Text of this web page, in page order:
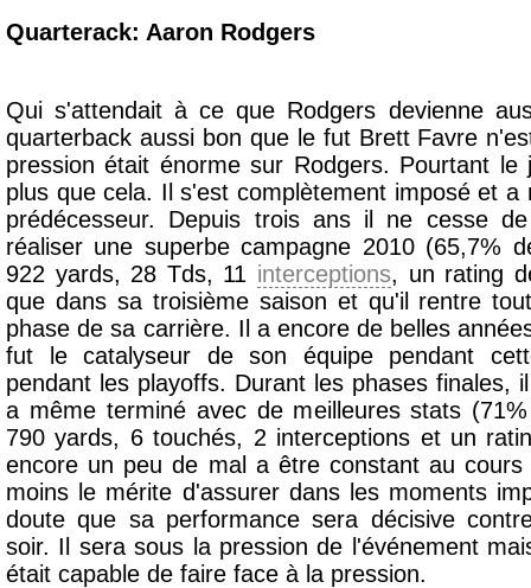
Quarterack: Aaron Rodgers
Qui s'attendait à ce que Rodgers devienne
quarterback aussi bon que le fut Brett Favre
pression était énorme sur Rodgers. Pourtant
plus que cela. Il s'est complètement imposé et a
prédécesseur. Depuis trois ans il ne cesse
réaliser une superbe campagne 2010 (65,7%
922 yards, 28 Tds, 11 interceptions, un rating
que dans sa troisième saison et qu'il rentre
phase de sa carrière. Il a encore de belles
fut le catalyseur de son équipe pendant
pendant les playoffs. Durant les phases finales,
a même terminé avec de meilleures stats
790 yards, 6 touchés, 2 interceptions et un
encore un peu de mal a être constant au
moins le mérite d'assurer dans les moments
doute que sa performance sera décisive
soir. Il sera sous la pression de l'événement
était capable de faire face à la pression.